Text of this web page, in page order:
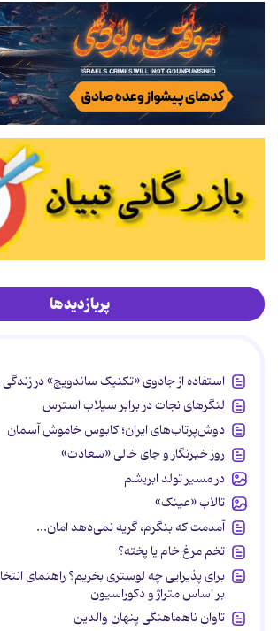
پربازدیدها
استفاده از جادوی «تکنیک ساندویچ» در
لنگرهای نجات در برابر سیلاب استرس
دوش‌پرتاب‌های ایران؛ کابوس خاموش آسمان
روز خبرنگار و جای خالی «سعادت»
در مسیر تولد ابریشم
تالاب «عینک»
آمدمت که بنگرم، گریه نمی‌دهد امان...
تخم مرغ خام یا پخته؟
برای پذیرایی چه لوستری بخریم؟ راهنمای
بر اساس متراژ و دکوراسیون
تاوان ناهماهنگی پنهان والدین